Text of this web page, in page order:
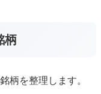
柄
柄を整理します。